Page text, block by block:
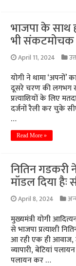
भाजपा के साथ
भी संकटमोचक
April 11, 2024
योगी ने थामा
दूसरे चरण की लगभग
प्रत्याशियों के लिए
दर्जनों रैली कर चुके
…
Read More »
नितिन गडकरी
मॉडल दिया हैः
April 8, 2024
मुख्यमंत्री योगी
से भाजपा प्रत्याशी
आ रही एक ही आवाज,
व्यापारी, बेटियां
पलायन कर …